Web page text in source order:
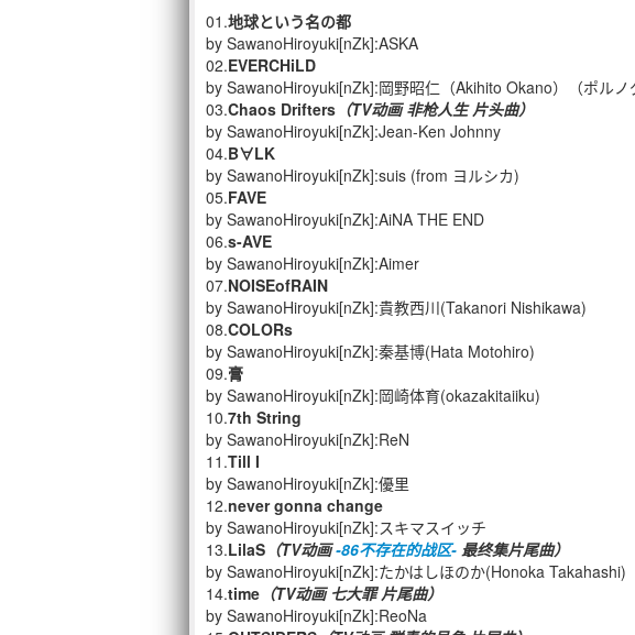
01.地球という名の都
by SawanoHiroyuki[nZk]:ASKA
02.EVERCHiLD
by SawanoHiroyuki[nZk]:岡野昭仁（Akihito Okano）（ポルノ
03.Chaos Drifters （TV动画 非枪人生片头曲）
by SawanoHiroyuki[nZk]:Jean-Ken Johnny
04.B∀LK
by SawanoHiroyuki[nZk]:suis (from ヨルシカ)
05.FAVE
by SawanoHiroyuki[nZk]:AiNA THE END
06.s-AVE
by SawanoHiroyuki[nZk]:Aimer
07.NOISEofRAIN
by SawanoHiroyuki[nZk]:貴教西川(Takanori Nishikawa)
08.COLORs
by SawanoHiroyuki[nZk]:秦基博(Hata Motohiro)
09.膏
by SawanoHiroyuki[nZk]:岡崎体育(okazakitaiiku)
10.7th String
by SawanoHiroyuki[nZk]:ReN
11.Till I
by SawanoHiroyuki[nZk]:優里
12.never gonna change
by SawanoHiroyuki[nZk]:スキマスイッチ
13.LilaS （TV动画-86不存在的战区- 最终集片尾曲）
by SawanoHiroyuki[nZk]:たかはしほのか(Honoka Takahashi)
14.time （TV动画 七大罪 片尾曲）
by SawanoHiroyuki[nZk]:ReoNa